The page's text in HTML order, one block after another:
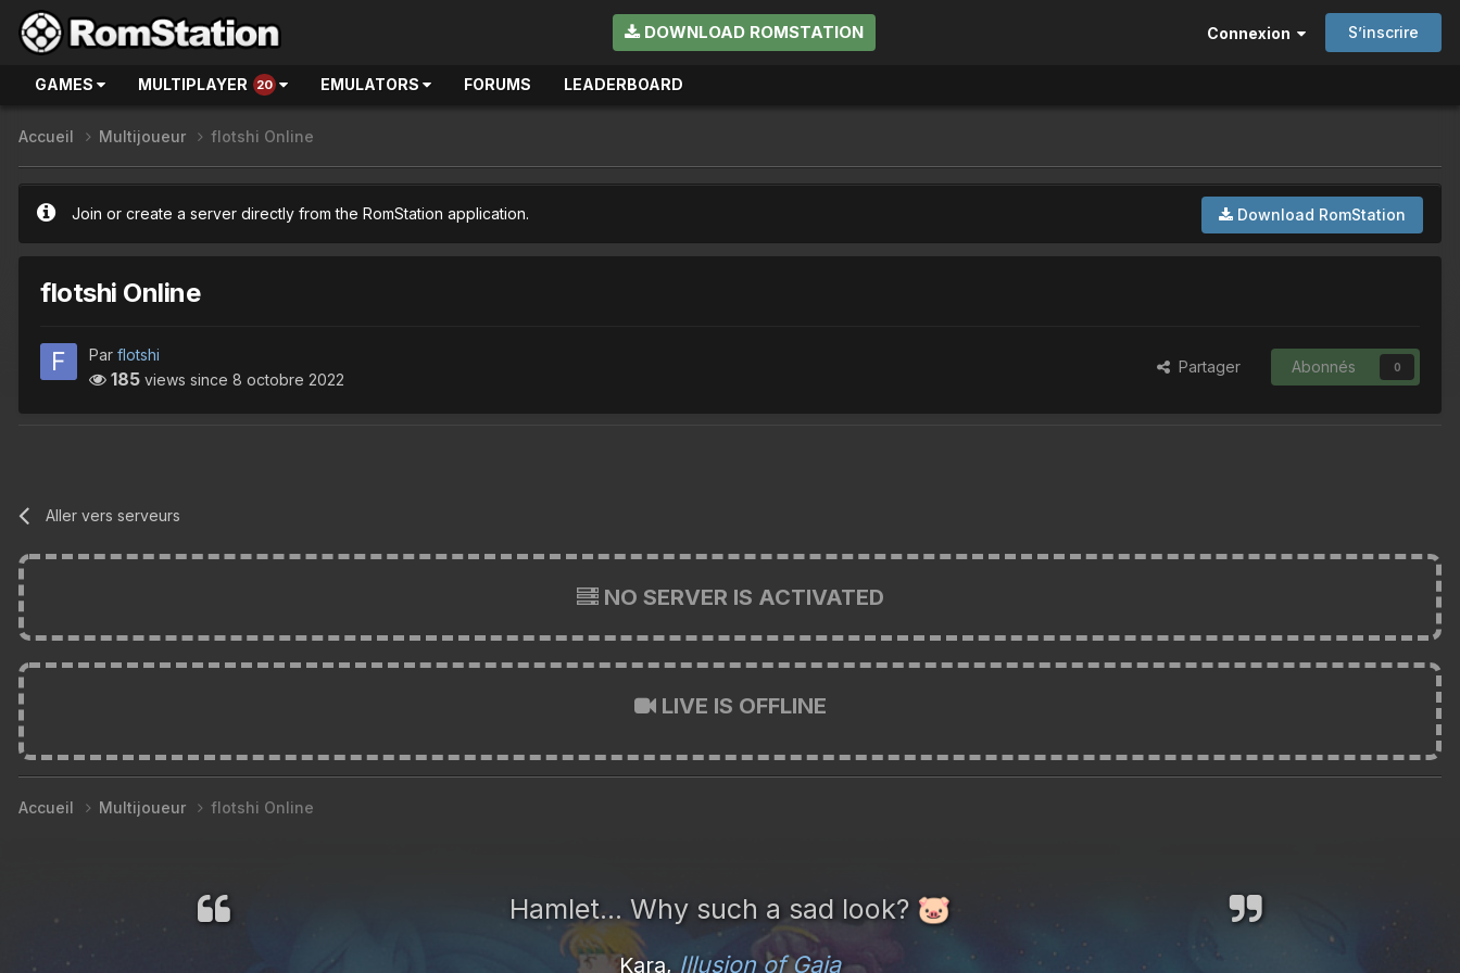
DOWNLOAD ROMSTATION Connexion S’inscrire
GAMES MULTIPLAYER 20 EMULATORS FORUMS LEADERBOARD
Accueil Multijoueur flotshi Online
Download RomStation
Join or create a server directly from the RomStation application.
flotshi Online
Par flotshi
185 views since 8 octobre 2022
Partager Abonnés 0
Aller vers serveurs
NO SERVER IS ACTIVATED
LIVE IS OFFLINE
Accueil Multijoueur flotshi Online
Hamlet... Why such a sad look? 🐷
Kara, Illusion of Gaia